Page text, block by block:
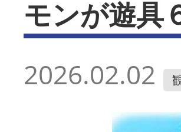
モンが遊具
2026.02.02